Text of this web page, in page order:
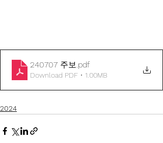
240707 주보.pdf
Download PDF • 1.00MB
2024